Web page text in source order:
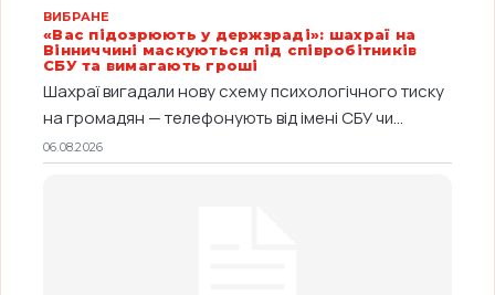
ВИБРАНЕ
«Вас підозрюють у держзраді»: шахраї на
Вінниччині маскуються під співробітників
СБУ та вимагають гроші
Шахраї вигадали нову схему психологічного тиску
на громадян — телефонують від імені СБУ чи...
06.08.2026